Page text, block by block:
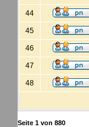
44
45
46
47
48
Seite 1 von 880